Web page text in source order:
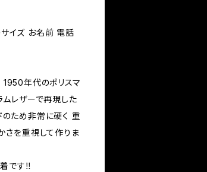
イズ お名前 電話
年代のポリスマ
レザーで再現した
のため非常に硬く 重
さを重視して作りま
です‼️